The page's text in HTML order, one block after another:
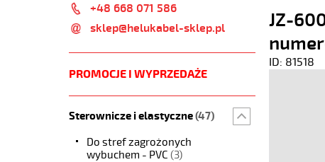
+48 668 071 586
sklep@helukabel-sklep.pl
PROMOCJE I WYPRZEDAŻE
Sterownicze i elastyczne(47)
Do stref zagrożonych
wybuchem - PVC (3)
JZ-
ID: 81518